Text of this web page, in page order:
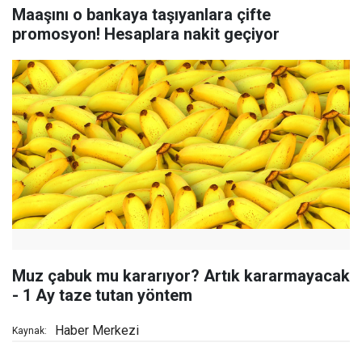
Maaşını o bankaya taşıyanlara çifte
promosyon! Hesaplara nakit geçiyor
Muz çabuk mu kararıyor? Artık kararmayacak
- 1 Ay taze tutan yöntem
Kaynak: Haber Merkezi